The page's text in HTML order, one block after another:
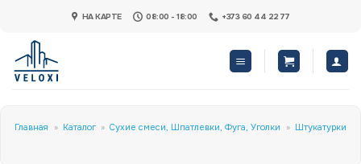
content
НА КАРТЕ 08:00 - 18:00 +373 60 44 22 77
Главная » Каталог » Сухие смеси, Шпатлевки, Фуга, Уголки » Штукатурки